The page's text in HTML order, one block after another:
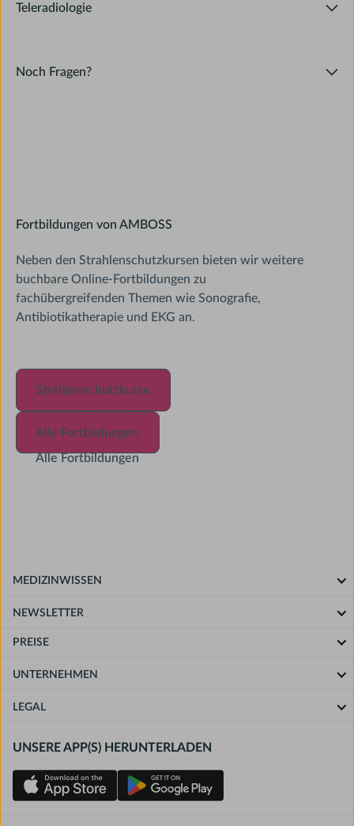
Teleradiologie
Noch Fragen?
Fortbildungen von AMBOSS
Neben den Strahlenschutzkursen bieten wir weitere
buchbare Online-Fortbildungen zu
fachübergreifenden Themen wie Sonografie,
Antibiotikatherapie und EKG an.
Strahlenschutzkurse
Strahlenschutzkurse
Strahlenschutzkurse
Alle Fortbildungen
Alle Fortbildungen
Alle Fortbildungen
MEDIZINWISSEN
NEWSLETTER
PREISE
UNTERNEHMEN
LEGAL
UNSERE APP(S) HERUNTERLADEN